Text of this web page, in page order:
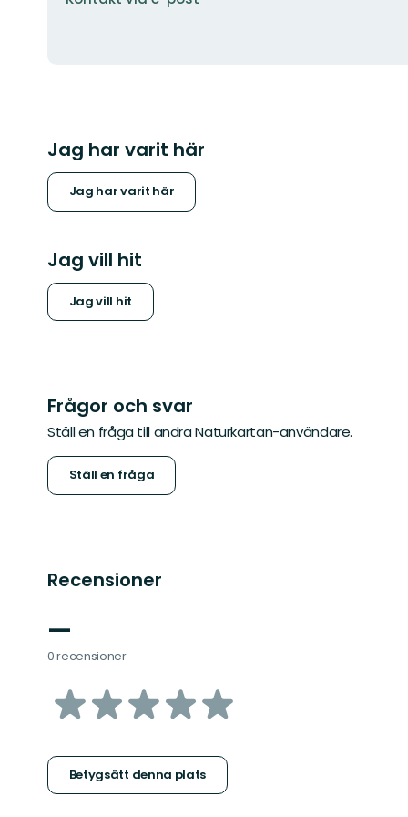
Jag har varit här
Jag har varit här
Jag vill hit
Jag vill hit
Frågor och svar
Ställ en fråga till andra Naturkartan-användare.
Ställ en fråga
Recensioner
—
0 recensioner
av
stjärnor
Betygsätt denna plats